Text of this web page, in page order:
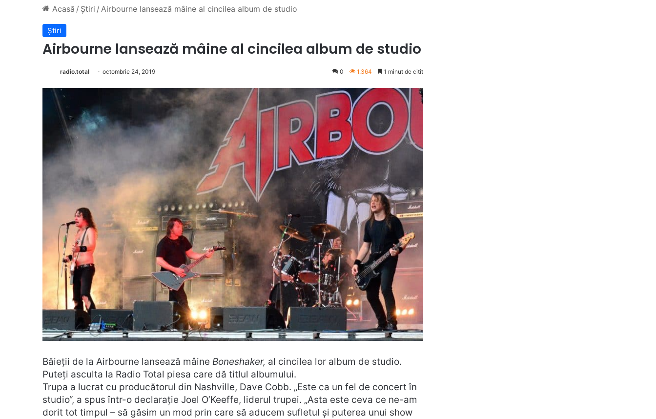
Acasă / Știri / Airbourne lansează mâine al cincilea album de studio
Știri
Airbourne lansează mâine al cincilea album de studio
radio.total octombrie 24, 2019 0 1.364 1 minut de citit
Băieții de la Airbourne lansează mâine Boneshaker, al cincilea lor album de studio.
Puteți asculta la Radio Total piesa care dă titlul albumului.
Trupa a lucrat cu producătorul din Nashville, Dave Cobb. „Este ca un fel de concert în
studio“, a spus într-o declarație Joel O’Keeffe, liderul trupei. „Asta este ceva ce ne-am
dorit tot timpul – să găsim un mod prin care să aducem sufletul și puterea unui show